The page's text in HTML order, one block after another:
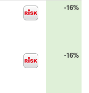
-16%
-16%